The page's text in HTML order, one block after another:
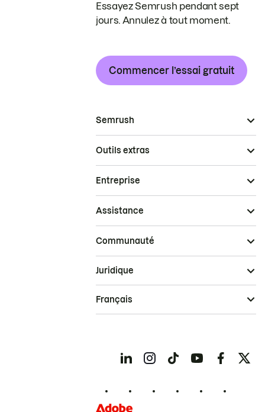
Essayez Semrush pendant sept
jours. Annulez à tout moment.
Commencer l’essai gratuit
Semrush
Outils extras
Entreprise
Assistance
Communauté
Juridique
Français